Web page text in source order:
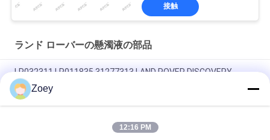
接触
ランド ローバーの懸濁液の部品
LR032311 LR011835 31277313 LAND ROVER DISCOVERY
SPORT用のエンジンマウント
OEM LR092039 IAF500021 TRANSMISSION MOUNT FOR LAND
Zoey
12:16 PM